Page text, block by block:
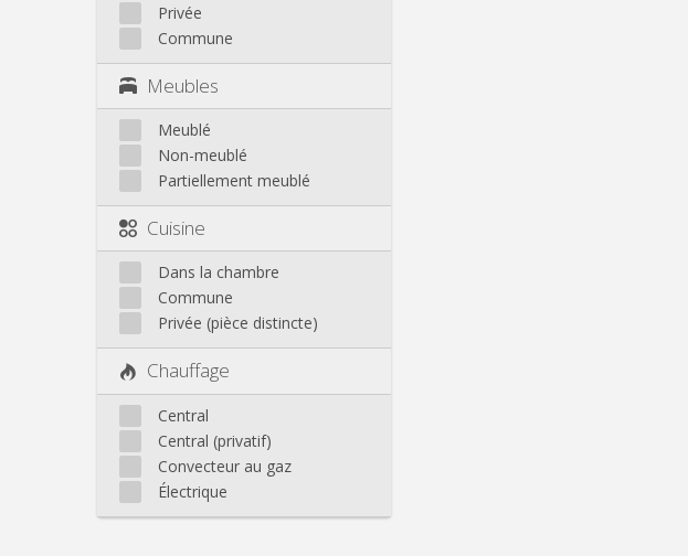
Privée
Commune
Meubles
Meublé
Non-meublé
Partiellement meublé
Cuisine
Dans la chambre
Commune
Privée (pièce distincte)
Chauffage
Central
Central (privatif)
Convecteur au gaz
Électrique